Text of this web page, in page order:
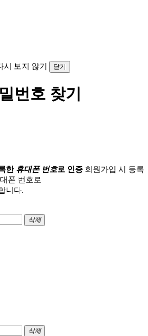
시 보지 않기 닫기
번호 찾기
한 휴대폰 번호로 인증 회원가입 시 등록
폰 번호로
니다.
삭제
삭제